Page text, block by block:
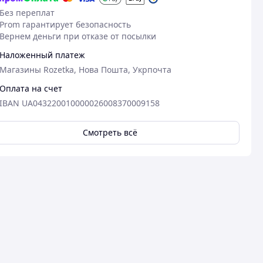
Без переплат
Prom гарантирует безопасность
Вернем деньги при отказе от посылки
Наложенный платеж
Магазины Rozetka, Нова Пошта, Укрпочта
Оплата на счет
IBAN UA043220010000026008370009158
Смотреть всё